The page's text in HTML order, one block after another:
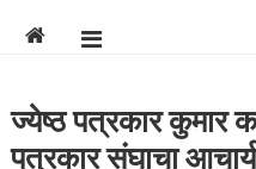
ज्येष्ठ पत्रकार कुमार
पत्रकार संघाचा